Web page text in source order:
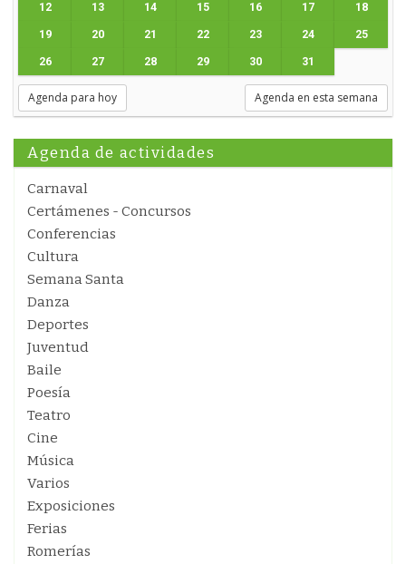
12 13 14 15 16 17 18
19 20 21 22 23 24 25
26 27 28 29 30 31
Agenda para hoy Agenda en esta semana
Agenda de actividades
Carnaval
Certámenes - Concursos
Conferencias
Cultura
Semana Santa
Danza
Deportes
Juventud
Baile
Poesía
Teatro
Cine
Música
Varios
Exposiciones
Ferias
Romerías